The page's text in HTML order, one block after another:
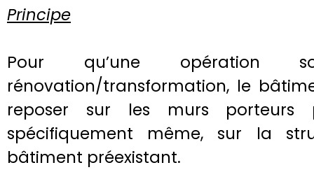
Principe
Pour qu’une opération
rénovation/transformation, le
reposer sur les murs porteurs
spécifiquement même, sur la
bâtiment préexistant.